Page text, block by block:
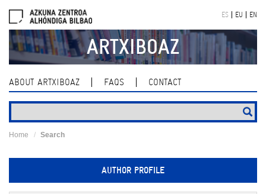
navigation
ES EU EN
ARTXIBOAZ
ABOUT ARTXIBOAZ FAQS CONTACT
Home Search
AUTHOR PROFILE